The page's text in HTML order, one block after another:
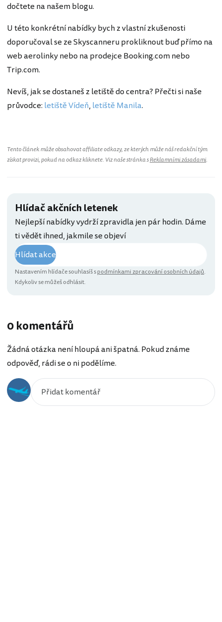
dočtete na našem blogu.
U této konkrétní nabídky bych z vlastní zkušenosti
doporučoval se ze Skyscanneru prokliknout buď přímo na
web aerolinky nebo na prodejce Booking.com nebo
Trip.com.
Nevíš, jak se dostaneš z letiště do centra? Přečti si naše
průvodce: letiště Vídeň, letiště Manila.
Tento článek může obsahovat affiliate odkazy, ze kterých může náš redakční tým
získat provizi, pokud na odkaz kliknete. Viz naše stránka sReklamními zásadami.
Hlídač akčních letenek
Nejlepší nabídky vydrží zpravidla jen pár hodin. Dáme
ti vědět ihned, jakmile se objeví
Hlídat akce
Nastavením hlídače souhlasíš spodmínkami zpracování osobních údajů.
Kdykoliv se můžeš odhlásit.
0 komentářů
Žádná otázka není hloupá ani špatná. Pokud známe
odpověď, rádi se o ni podělíme.